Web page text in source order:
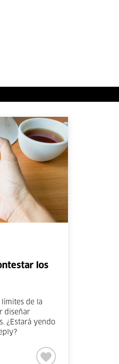
los
límites de la
diseñar
¿Estará yendo